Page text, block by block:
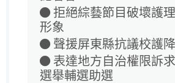
拒絕綜藝節目破壞護
形象
聲援屏東縣抗議校護
表達地方自治權限訴
選舉輔選助選